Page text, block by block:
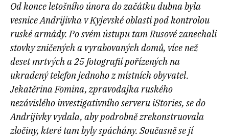
Od konce letošního února do začátku dubna byla
vesnice Andrijivka v Kyjevské oblasti pod kontrolou
ruské armády. Po svém ústupu tam Rusové zanechali
stovky zničených a vyrabovaných domů, více než
deset mrtvých a 25 fotografií pořízených na
ukradený telefon jednoho z místních obyvatel.
Jekatěrina Fomina, zpravodajka ruského
nezávislého investigativního serveru iStories, se do
Andrijivky vydala, aby podrobně zrekonstruovala
zločiny, které tam byly spáchány. Současně se jí